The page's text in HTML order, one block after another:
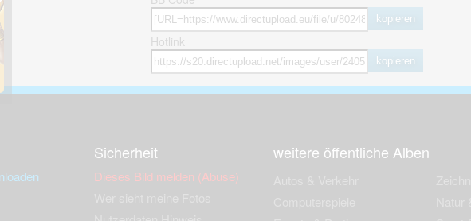
kopieren
Hotlink
kopieren
Sicherheit
Dieses Bild melden (Abuse)
weitere öffentliche Alben